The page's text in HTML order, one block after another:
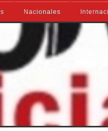
Nacionales